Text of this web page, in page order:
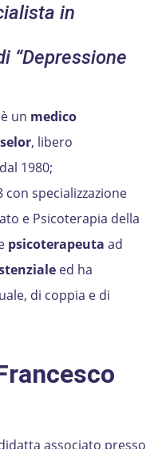
in
“Depressione
un medico
, libero
1980;
specializzazione
e Psicoterapia della
psicoterapeuta ad
ed ha
di coppia e di
associato presso